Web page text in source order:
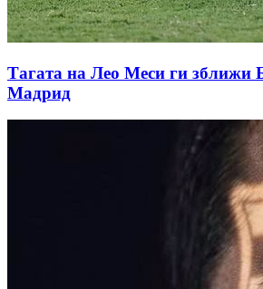
Тагата на Лео Меси ги зближи
Мадрид